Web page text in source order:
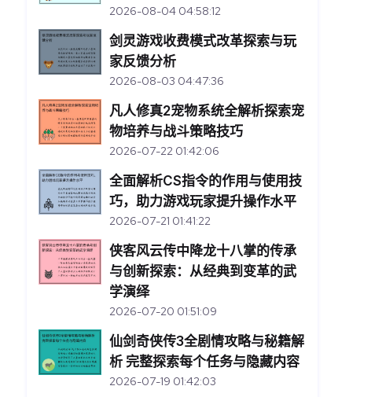
2026-08-04 04:58:12
剑灵游戏收费模式改革探索与玩
家反馈分析
2026-08-03 04:47:36
凡人修真2宠物系统全解析探索宠
物培养与战斗策略技巧
2026-07-22 01:42:06
全面解析CS指令的作用与使用技
巧，助力游戏玩家提升操作水平
2026-07-21 01:41:22
侠客风云传中降龙十八掌的传承
与创新探索：从经典到变革的武
学演绎
2026-07-20 01:51:09
仙剑奇侠传3全剧情攻略与秘籍解
析 完整探索每个任务与隐藏内容
2026-07-19 01:42:03